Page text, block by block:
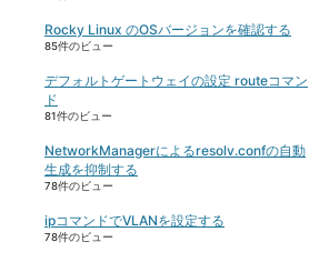
Rocky Linux のOSバージョンを確認する
85件のビュー
デフォルトゲートウェイの設定 routeコマン
ド
81件のビュー
NetworkManagerによるresolv.confの自動
生成を抑制する
78件のビュー
ipコマンドでVLANを設定する
78件のビュー